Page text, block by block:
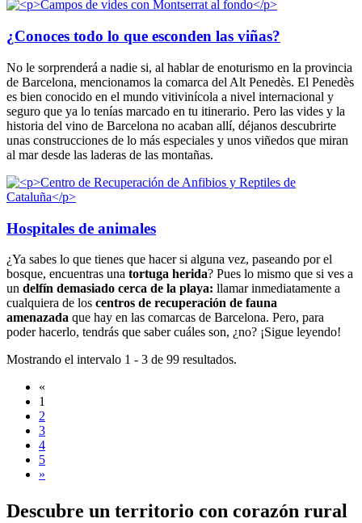
¿Conoces todo lo que esconden las viñas?
No le sorprenderá a nadie si, al hablar de enoturismo en la provincia
de Barcelona, mencionamos la comarca del Alt Penedès. El Penedès
es bien conocido en el mundo vitivinícola a nivel internacional y
seguro que ya lo tenías marcado en tu itinerario. Pero las vides y la
historia del vino de Barcelona no acaban allí, déjanos descubrirte
unas construcciones de lo más especiales y unos viñedos que miran
al mar desde las laderas de las montañas.
Hospitales de animales
¿Ya sabes lo que tienes que hacer si alguna vez, paseando por el
bosque, encuentras una tortuga herida? Pues lo mismo que si ves a
un delfín demasiado cerca de la playa: llamar inmediatamente a
cualquiera de los centros de recuperación de fauna
amenazada que hay en las comarcas de Barcelona. Pero, para
poder hacerlo, tendrás que saber cuáles son, ¿no? ¡Sigue leyendo!
Mostrando el intervalo 1 - 3 de 99 resultados.
«
1
2
3
4
5
»
Descubre un territorio con corazón rural